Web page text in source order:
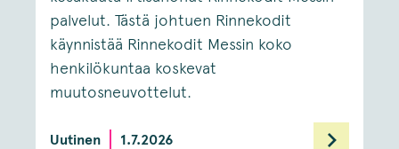
palvelut. Tästä johtuen Rinnekodit
käynnistää Rinnekodit Messin koko
henkilökuntaa koskevat
muutosneuvottelut.
Uutinen 1.7.2026